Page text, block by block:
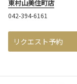
東村山美住町店
042-394-6161
リクエスト予約